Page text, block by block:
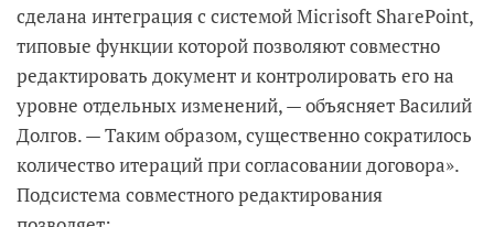
сделана интеграция с системой Micrisoft ShareРoint,
типовые функции которой позволяют совместно
редактировать документ и контролировать его на
уровне отдельных изменений, — объясняет Василий
Долгов. — Таким образом, существенно сократилось
количество итераций при согласовании договора».
Подсистема совместного редактирования